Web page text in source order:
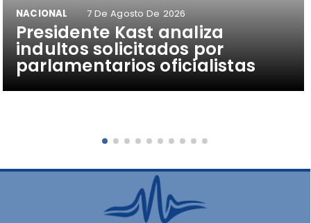
Presidente Kast analiza
indultos solicitados por
parlamentarios oficialistas
NACIONAL 7 De Agosto De 2026